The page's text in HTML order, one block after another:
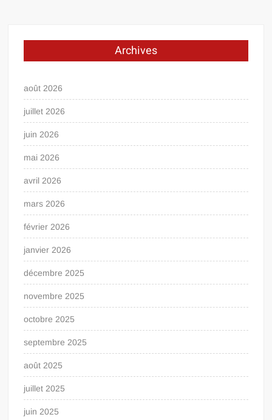
Archives
août 2026
juillet 2026
juin 2026
mai 2026
avril 2026
mars 2026
février 2026
janvier 2026
décembre 2025
novembre 2025
octobre 2025
septembre 2025
août 2025
juillet 2025
juin 2025